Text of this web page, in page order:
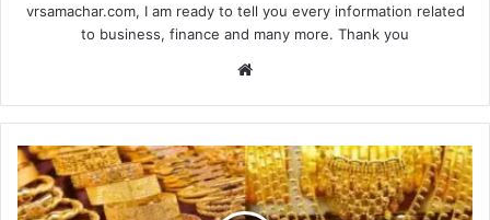
vrsamachar.com, I am ready to tell you every information related
to business, finance and many more. Thank you
Website